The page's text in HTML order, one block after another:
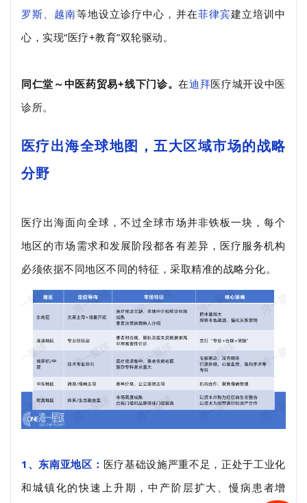
罗斯、越南等地设立诊疗中心，并在菲律宾建立培训中
心，实现“医疗+教育”双轮驱动。
同仁堂～中医药贸易+线下门诊。在迪拜医疗城开设中医
诊所。
医疗出海全球地图，五大区域市场的战略
分野
医疗出海面向全球，不过全球市场并非铁板一块，每个
地区的市场需求和发展阶段都各有差异，医疗服务机构
必须依据不同地区不同的特征，采取精准的战略分化。
1、东南亚地区： 医疗基础设施严重不足，正处于工业化
和城镇化的快速上升期，中产阶层扩大、慢病患者增